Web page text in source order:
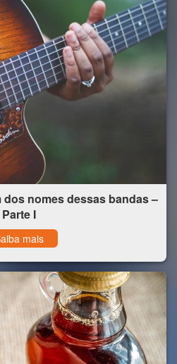
dos nomes dessas bandas –
Parte I
mais